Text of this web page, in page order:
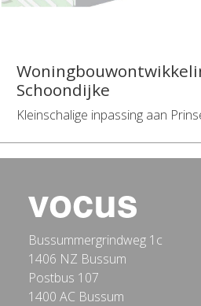
Schoondijke
Kleinschalige inpassing aan
Bussummergrindweg 1c
1406 NZ Bussum
Postbus 107
1400 AC Bussum